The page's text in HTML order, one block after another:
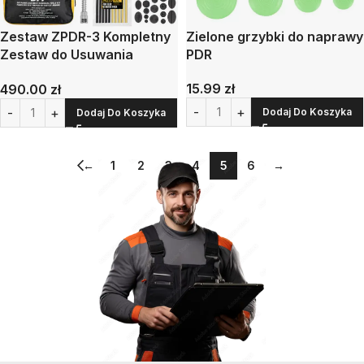
Zestaw ZPDR-3 Kompletny
Zestaw do Usuwania
Lakierowania
490.00 zł
Dodaj Do Koszyka
Zielone grzybki do naprawy
PDR
15.99 zł
Dodaj Do Koszyka
← 1 2 3 4 5 6 →